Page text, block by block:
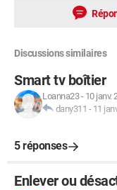
Discussions similaires
Smart tv boîtier
Loanna23- 10 janv.
dany311 - 11
5 réponses
Enlever ou